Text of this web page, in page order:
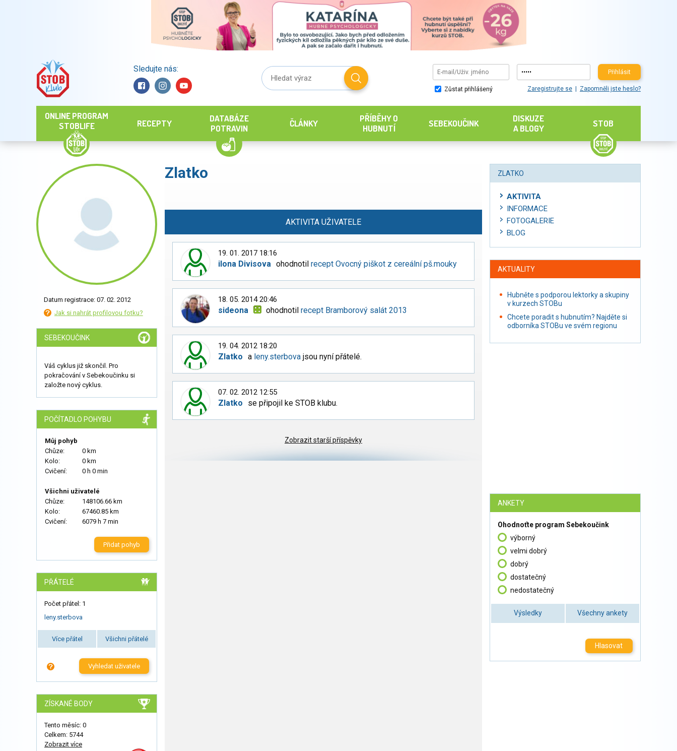
Sledujte nás: Přihlásit
Zůstat přihlášený Zaregistrujte se Zapomněli jste heslo?
ONLINE PROGRAM
STOBLIFE
RECEPTY
DATABÁZE
POTRAVIN
ČLÁNKY
PŘÍBĚHY O
HUBNUTÍ
SEBEKOUČINK
DISKUZE
A BLOGY
STOB
Datum registrace: 07. 02. 2012
Jak si nahrát profilovou fotku?
SEBEKOUČINK
Váš cyklus již skončil. Pro
pokračování v Sebekoučinku si
založte nový cyklus.
POČÍTADLO POHYBU
Můj pohyb
Chůze:
0 km
Kolo:
0 km
Cvičení:
0 h 0 min
Všichni uživatelé
Chůze:
148106.66 km
Kolo:
67460.85 km
Cvičení:
6079 h 7 min
Přidat pohyb
PŘÁTELÉ
Počet přátel: 1
leny.sterbova
Více přátel Všichni přátelé
Vyhledat uživatele
ZÍSKANÉ BODY
Tento měsíc: 0
Celkem: 5744
Zobrazit více
Zlatko
AKTIVITA UŽIVATELE
19. 01. 2017 18:16
ilona Divisova ohodnotilrecept Ovocný piškot z cereální pš.mouky
18. 05. 2014 20:46
sideona ohodnotilrecept Bramborový salát 2013
19. 04. 2012 18:20
Zlatko a leny.sterbova jsou nyní přátelé.
07. 02. 2012 12:55
Zlatko se připojil ke STOB klubu.
Zobrazit starší příspěvky
ZLATKO
AKTIVITA
INFORMACE
FOTOGALERIE
BLOG
AKTUALITY
Hubněte s podporou lektorky a skupiny
v kurzech STOBu
Chcete poradit s hubnutím? Najděte si
odborníka STOBu ve svém regionu
ANKETY
Ohodnoťte program Sebekoučink
výborný
velmi dobrý
dobrý
dostatečný
nedostatečný
Výsledky Všechny ankety
Hlasovat